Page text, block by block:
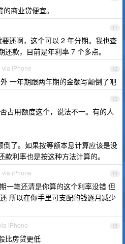
商业贷便宜。
11
还啊，这个可以 2 年分期。我也查
款，目前是年利率 7 个多点。
12
via iPhone
一年期跟两年期的金额写颠倒了吧
13
占用额度这个，说法不一。有的人
倒了。如果按等额本息计算应该是没
利率也是按这种方法计算的。
14
via iPhone
一笔还清是你算的这个利率没错 但
所以在你手里可支配的钱逐月减少
15
iPhone
比房贷更低